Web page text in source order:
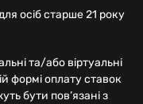
осіб старше 21 року
та/або віртуальні
формі оплату ставок
бути пов’язані з